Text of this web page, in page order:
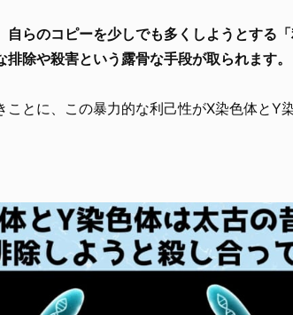
自らのコピーを少しでも多くしようとする「
除や殺害という露骨な手段が取られます。
ことに、この暴力的な利己性がX染色体とY